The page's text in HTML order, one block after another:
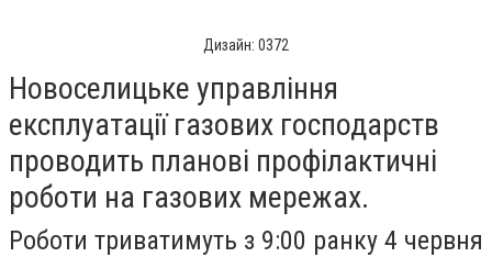
Дизайн: 0372
Новоселицьке управління
експлуатації газових господарств
проводить планові профілактичні
роботи на газових мережах.
Роботи триватимуть з 9:00 ранку 4 червня